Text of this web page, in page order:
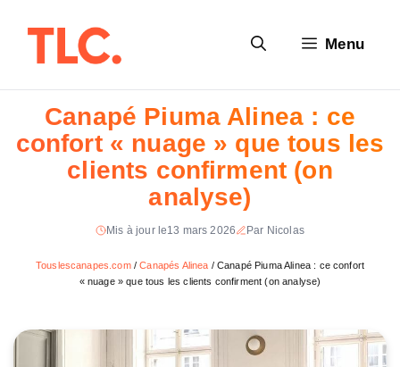
Menu
Canapé Piuma Alinea : ce
confort « nuage » que tous les
clients confirment (on
analyse)
Mis à jour le13 mars 2026 Par Nicolas
Touslescanapes.com/Canapés Alinea / Canapé Piuma Alinea : ce confort
« nuage » que tous les clients confirment (on analyse)